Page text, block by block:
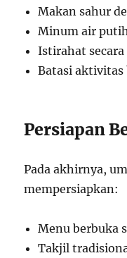
Makan sahur
Minum air
Istirahat
Batasi aktivitas
Persiapan
Pada akhirnya,
mempersiapkan:
Menu berbuka
Takjil